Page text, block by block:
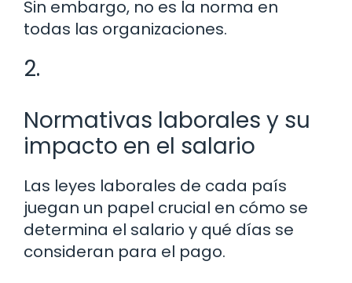
Sin embargo, no es la norma en
todas las organizaciones.
2.
Normativas laborales y su
impacto en el salario
Las leyes laborales de cada país
juegan un papel crucial en cómo se
determina el salario y qué días se
consideran para el pago.